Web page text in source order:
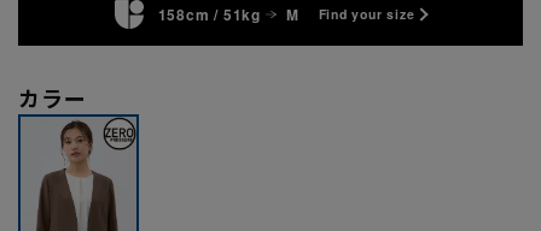
158cm / 51kg M Find your size
カラー